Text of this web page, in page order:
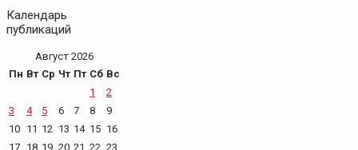
Календарь
публикаций
Август 2026
Пн Вт Ср Чт Пт Сб Вс
1
2
3
4 5 6 7 8
9
10 11 12 13 14 15 16
17 18 19 20 21 22 23